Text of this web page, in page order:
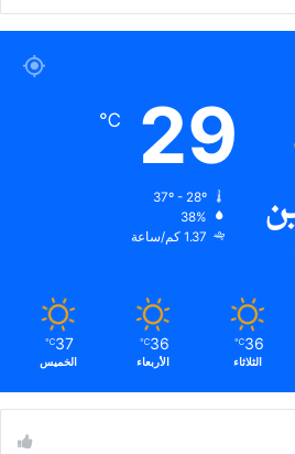
29
℃
38%
1.37 كم/ساعة
36
℃
الثلاثاء
36
℃
الأربعاء
37
℃
الخميس